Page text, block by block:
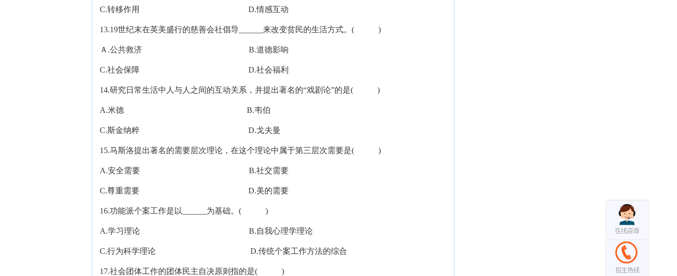
C.转移作用 D.情感互动
13.19世纪末在英美盛行的慈善会社倡导______来改变贫民的生活方式。( )
Ａ.公共救济 B.道德影响
C.社会保障 D.社会福利
14.研究日常生活中人与人之间的互动关系，并提出著名的“戏剧论”的是( )
A.米德 B.韦伯
C.斯金纳粹 D.戈夫曼
15.马斯洛提出著名的需要层次理论，在这个理论中属于第三层次需要是( )
A.安全需要 B.社交需要
C.尊重需要 D.美的需要
16.功能派个案工作是以______为基础。( )
A.学习理论 B.自我心理学理论
C.行为科学理论 D.传统个案工作方法的综合
17.社会团体工作的团体民主自决原则指的是( )